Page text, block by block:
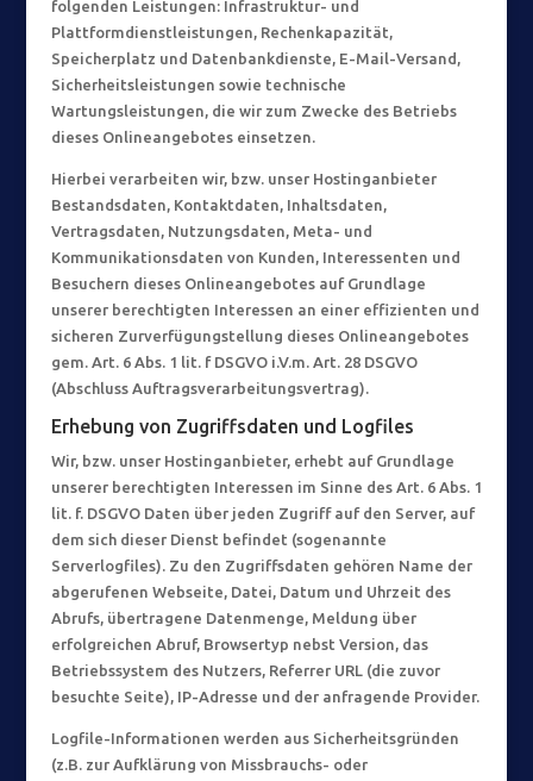
folgenden Leistungen: Infrastruktur- und
Plattformdienstleistungen, Rechenkapazität,
Speicherplatz und Datenbankdienste, E-Mail-Versand,
Sicherheitsleistungen sowie technische
Wartungsleistungen, die wir zum Zwecke des Betriebs
dieses Onlineangebotes einsetzen.
Hierbei verarbeiten wir, bzw. unser Hostinganbieter
Bestandsdaten, Kontaktdaten, Inhaltsdaten,
Vertragsdaten, Nutzungsdaten, Meta- und
Kommunikationsdaten von Kunden, Interessenten und
Besuchern dieses Onlineangebotes auf Grundlage
unserer berechtigten Interessen an einer effizienten und
sicheren Zurverfügungstellung dieses Onlineangebotes
gem. Art. 6 Abs. 1 lit. f DSGVO i.V.m. Art. 28 DSGVO
(Abschluss Auftragsverarbeitungsvertrag).
Erhebung von Zugriffsdaten und Logfiles
Wir, bzw. unser Hostinganbieter, erhebt auf Grundlage
unserer berechtigten Interessen im Sinne des Art. 6 Abs. 1
lit. f. DSGVO Daten über jeden Zugriff auf den Server, auf
dem sich dieser Dienst befindet (sogenannte
Serverlogfiles). Zu den Zugriffsdaten gehören Name der
abgerufenen Webseite, Datei, Datum und Uhrzeit des
Abrufs, übertragene Datenmenge, Meldung über
erfolgreichen Abruf, Browsertyp nebst Version, das
Betriebssystem des Nutzers, Referrer URL (die zuvor
besuchte Seite), IP-Adresse und der anfragende Provider.
Logfile-Informationen werden aus Sicherheitsgründen
(z.B. zur Aufklärung von Missbrauchs- oder